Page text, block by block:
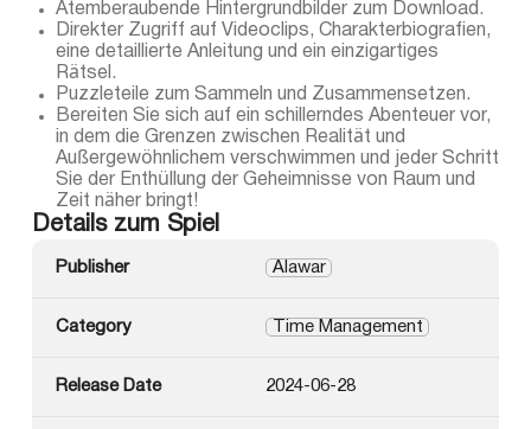
Atemberaubende Hintergrundbilder zum Download.
Direkter Zugriff auf Videoclips, Charakterbiografien,
eine detaillierte Anleitung und ein einzigartiges
Rätsel.
Puzzleteile zum Sammeln und Zusammensetzen.
Bereiten Sie sich auf ein schillerndes Abenteuer vor,
in dem die Grenzen zwischen Realität und
Außergewöhnlichem verschwimmen und jeder Schritt
Sie der Enthüllung der Geheimnisse von Raum und
Zeit näher bringt!
Details zum Spiel
Publisher Alawar
Category Time Management
Release Date 2024-06-28